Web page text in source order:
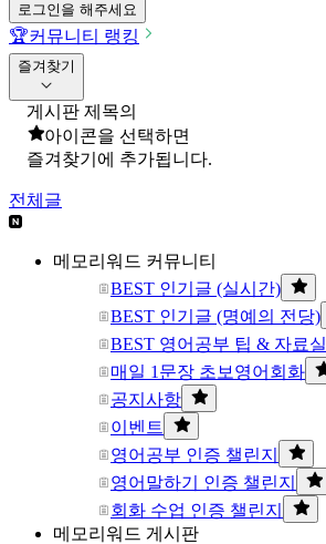
로그인을 해주세요
🏆커뮤니티 랭킹
즐겨찾기
게시판 제목의
아이콘을 선택하면
즐겨찾기에 추가됩니다.
전체글
메모리워드 커뮤니티
BEST 인기글 (실시간)
BEST 인기글 (명예의 전당)
BEST 영어공부 팁 & 자료실
매일 1문장 초보영어회화
공지사항
이벤트
영어공부 인증 챌린지
영어말하기 인증 챌린지
회화 수업 인증 챌린지
메모리워드 게시판